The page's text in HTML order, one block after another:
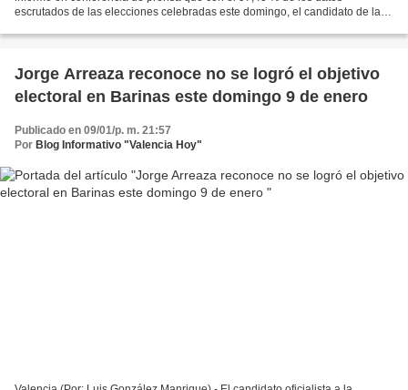
escrutados de las elecciones celebradas este domingo, el candidato de la
Jorge Arreaza reconoce no se logró el objetivo
electoral en Barinas este domingo 9 de enero
Publicado en 09/01/p. m. 21:57
Por Blog Informativo "Valencia Hoy"